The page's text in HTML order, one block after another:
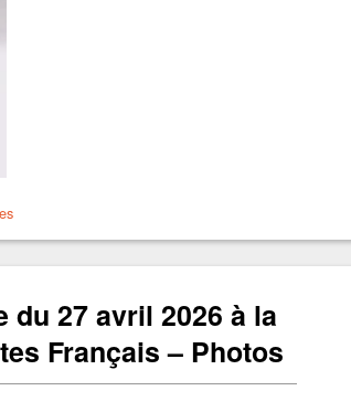
du 27 avril 2026 à la
Français – Photos